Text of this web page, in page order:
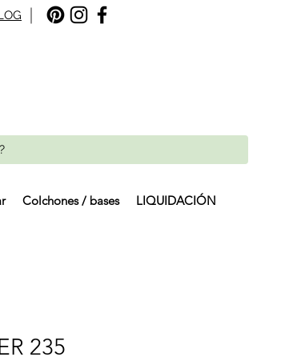
Colchones / bases LIQUIDACIÓN
235